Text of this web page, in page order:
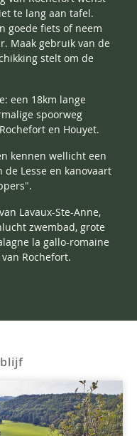
te lang aan tafel.
goede fiets of neem
Maak gebruik van de
stelt om de
een 18km lange
spoorweg
en Houyet.
kennen wellicht een
Lesse en kanovaart
Lavaux-Ste-Anne,
zwembad, grote
la gallo-romaine
Rochefort.